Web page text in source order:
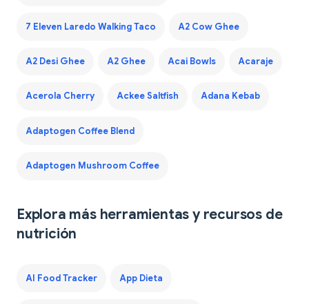
7 Eleven Laredo Walking Taco A2 Cow Ghee
A2 Desi Ghee A2 Ghee Acai Bowls Acaraje
Acerola Cherry Ackee Saltfish Adana Kebab
Adaptogen Coffee Blend
Adaptogen Mushroom Coffee
Explora más herramientas y recursos de
nutrición
AI Food Tracker App Dieta